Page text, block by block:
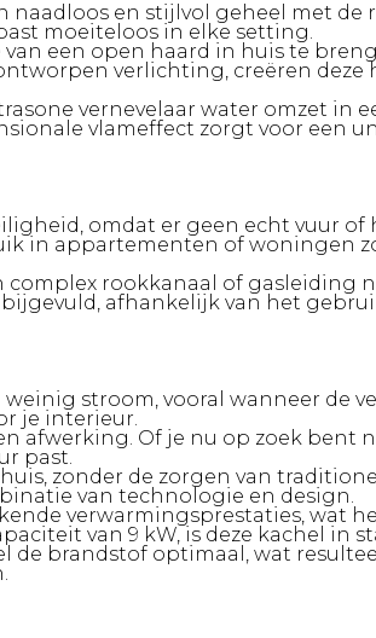
en stijlvol geheel met de
moeiteloos in elke setting.
een open haard in huis te
verlichting, creëren deze
vernevelaar water omzet in
vlameffect zorgt voor een
omdat er geen echt vuur of
in appartementen of woningen
rookkanaal of gasleiding
afhankelijk van het
stroom, vooral wanneer de
je interieur.
afwerking. Of je nu op zoek bent
past.
zonder de zorgen van
van technologie en design.
verwarmingsprestaties, wat
van 9 kW, is deze kachel in
de brandstof optimaal, wat